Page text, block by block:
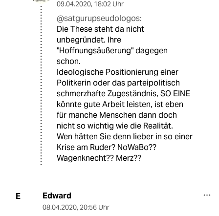
09.04.2020, 18:02 Uhr
@satgurupseudologos:
Die These steht da nicht
unbegründet. Ihre
"Hoffnungsäußerung" dagegen
schon.
Ideologische Positionierung einer
Politkerin oder das parteipolitisch
schmerzhafte Zugeständnis, SO EINE
könnte gute Arbeit leisten, ist eben
für manche Menschen dann doch
nicht so wichtig wie die Realität.
Wen hätten Sie denn lieber in so einer
Krise am Ruder? NoWaBo??
Wagenknecht?? Merz??
E Edward
08.04.2020, 20:56 Uhr